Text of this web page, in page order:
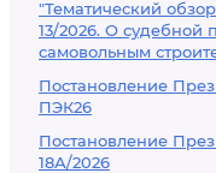
"Тематический
13/2026. О судебной
самовольным
Постановление
ПЭК26
Постановление
18А/2026